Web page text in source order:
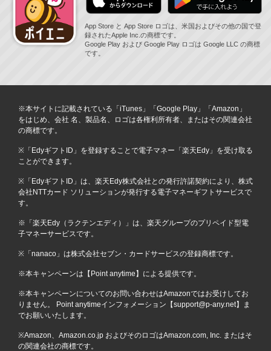
App Store と App Store ロゴは、米国およびその他の国で登
録されたApple Inc.の商標です。
Google Play および Google Play ロゴは Google LLC の商標
です。
※本サイトに記載されている「iTunes」「Google Play」「Amazon」
をはじめ、会社 名、製品名、ロゴは各権利所有者、またはその関連会社
の商標です。
※「EdyギフトID」を登録することで電子マネー「楽天Edy」を受け取る
ことができます。
※「EdyギフトID」は、楽天Edy株式会社との発行許諾契約により、株式
会社NTTカード ソリューションが発行する電子マネーギフトサービスで
す。
※「楽天Edy（ラクテンエディ）」は、楽天グループのプリペイド型電
子マネーサービスです。
※「nanaco」は株式会社セブン・カードサービスの登録商標です。
※本キャンペーンは【Point anytime】による提供です。
※本キャンペーンについてのお問い合わせはAmazonではお受けしてお
りません。 Point anytimeインフォメーション【support@p-any.net】ま
でお願いいたします。
※Amazon、Amazon.co.jp およびそのロゴはAmazon.com, Inc. またはそ
の関連会社の商標です。